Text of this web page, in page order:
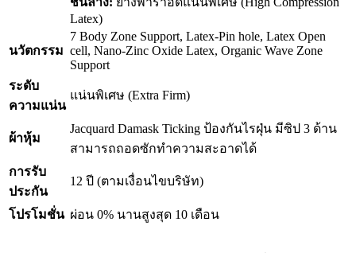
Latex)
นวัตกรรม
7 Body Zone Support, Latex-Pin hole, Latex Open
cell, Nano-Zinc Oxide Latex, Organic Wave Zone
Support
ระดับ
ความแน่น
แน่นพิเศษ (Extra Firm)
ผ้าหุ้ม
Jacquard Damask Ticking ป้องกันไรฝุ่น มีซิป 3 ด้าน
สามารถถอดซักทำความสะอาดได้
การรับ
ประกัน
12 ปี (ตามเงื่อนไขบริษัท)
โปรโมชั่น ผ่อน 0% นานสูงสุด 10 เดือน